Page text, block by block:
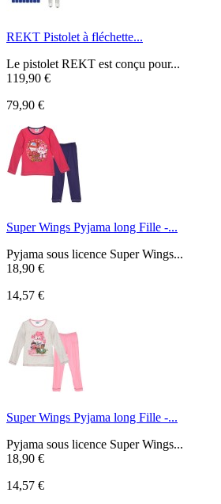
REKT Pistolet à fléchette...
Le pistolet REKT est conçu pour...
119,90 €
79,90 €
Super Wings Pyjama long Fille -...
Pyjama sous licence Super Wings...
18,90 €
14,57 €
Super Wings Pyjama long Fille -...
Pyjama sous licence Super Wings...
18,90 €
14,57 €